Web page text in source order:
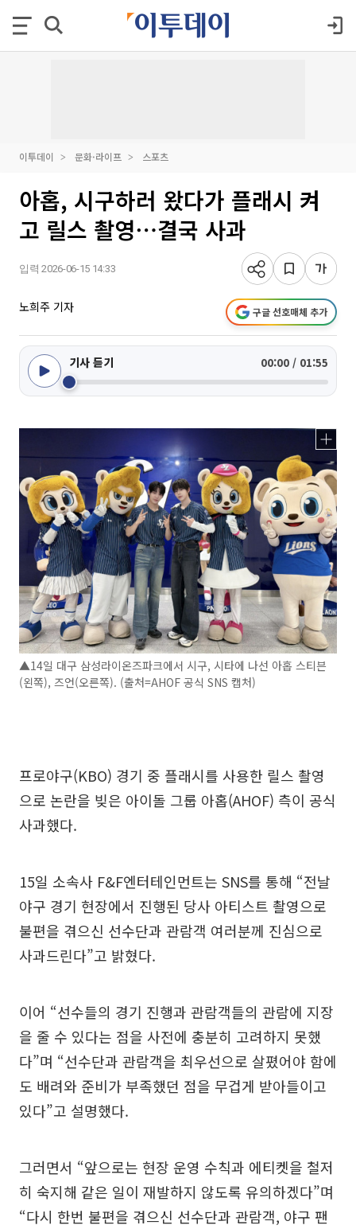
이투데이 문화·라이프 스포츠
아홉, 시구하러 왔다가 플래시 켜
고 릴스 촬영⋯결국 사과
입력 2026-06-15 14:33
노희주 기자 구글 선호매체 추가
기사 듣기 00:00 / 01:55
▲14일 대구 삼성라이온즈파크에서 시구, 시타에 나선 아홉 스티븐
(왼쪽), 즈언(오른쪽). (출처=AHOF 공식 SNS 캡처)
프로야구(KBO) 경기 중 플래시를 사용한 릴스 촬영
으로 논란을 빚은 아이돌 그룹 아홉(AHOF) 측이 공식
사과했다.
15일 소속사 F&F엔터테인먼트는 SNS를 통해 “전날
야구 경기 현장에서 진행된 당사 아티스트 촬영으로
불편을 겪으신 선수단과 관람객 여러분께 진심으로
사과드린다”고 밝혔다.
이어 “선수들의 경기 진행과 관람객들의 관람에 지장
을 줄 수 있다는 점을 사전에 충분히 고려하지 못했
다”며 “선수단과 관람객을 최우선으로 살폈어야 함에
도 배려와 준비가 부족했던 점을 무겁게 받아들이고
있다”고 설명했다.
그러면서 “앞으로는 현장 운영 수칙과 에티켓을 철저
히 숙지해 같은 일이 재발하지 않도록 유의하겠다”며
“다시 한번 불편을 겪으신 선수단과 관람객, 야구 팬